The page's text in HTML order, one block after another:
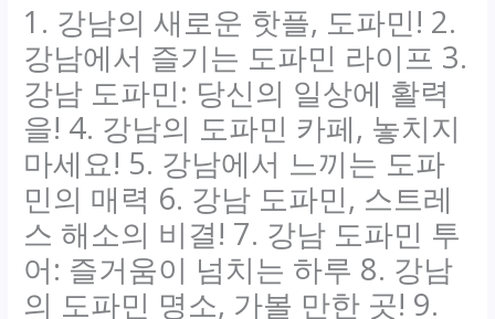
1. 강남의 새로운 핫플, 도파민! 2.
강남에서 즐기는 도파민 라이프 3.
강남 도파민: 당신의 일상에 활력
을! 4. 강남의 도파민 카페, 놓치지
마세요! 5. 강남에서 느끼는 도파
민의 매력 6. 강남 도파민, 스트레
스 해소의 비결! 7. 강남 도파민 투
어: 즐거움이 넘치는 하루 8. 강남
의 도파민 명소, 가볼 만한 곳! 9.